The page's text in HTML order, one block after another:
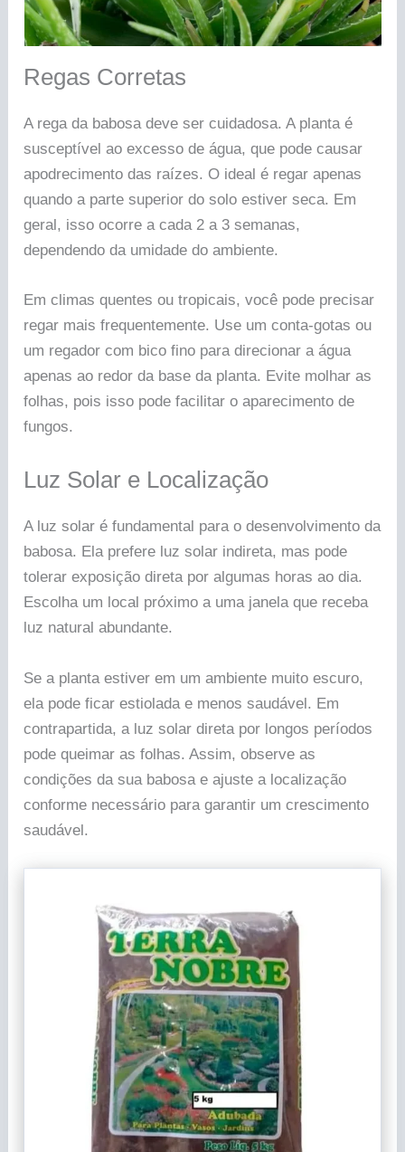
Regas Corretas
A rega da babosa deve ser cuidadosa. A planta é
susceptível ao excesso de água, que pode causar
apodrecimento das raízes. O ideal é regar apenas
quando a parte superior do solo estiver seca. Em
geral, isso ocorre a cada 2 a 3 semanas,
dependendo da umidade do ambiente.
Em climas quentes ou tropicais, você pode precisar
regar mais frequentemente. Use um conta-gotas ou
um regador com bico fino para direcionar a água
apenas ao redor da base da planta. Evite molhar as
folhas, pois isso pode facilitar o aparecimento de
fungos.
Luz Solar e Localização
A luz solar é fundamental para o desenvolvimento da
babosa. Ela prefere luz solar indireta, mas pode
tolerar exposição direta por algumas horas ao dia.
Escolha um local próximo a uma janela que receba
luz natural abundante.
Se a planta estiver em um ambiente muito escuro,
ela pode ficar estiolada e menos saudável. Em
contrapartida, a luz solar direta por longos períodos
pode queimar as folhas. Assim, observe as
condições da sua babosa e ajuste a localização
conforme necessário para garantir um crescimento
saudável.